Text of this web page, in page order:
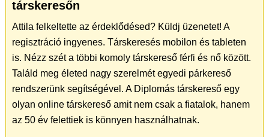
társkeresőn
Attila felkeltette az érdeklődésed? Küldj üzenetet! A
regisztráció ingyenes. Társkeresés mobilon és tableten
is. Nézz szét a többi komoly társkereső férfi és nő között.
Találd meg életed nagy szerelmét egyedi párkereső
rendszerünk segítségével. A Diplomás társkereső egy
olyan online társkereső amit nem csak a fiatalok, hanem
az 50 év felettiek is könnyen használhatnak.